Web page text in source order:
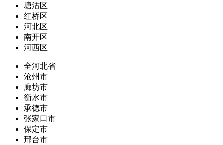
塘沽区
红桥区
河北区
南开区
河西区
全河北省
沧州市
廊坊市
衡水市
承德市
张家口市
保定市
邢台市